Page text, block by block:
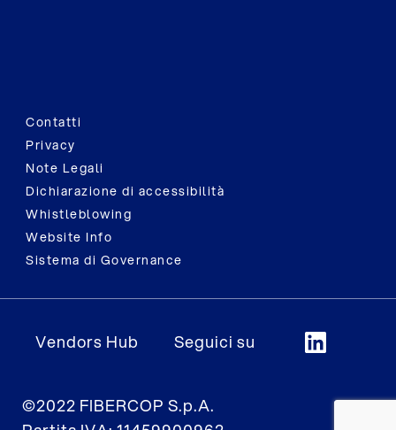
Contatti
Privacy
Note Legali
Dichiarazione di accessibilità
Whistleblowing
Website Info
Sistema di Governance
Vendors Hub Seguici su
©2022 FIBERCOP S.p.A.